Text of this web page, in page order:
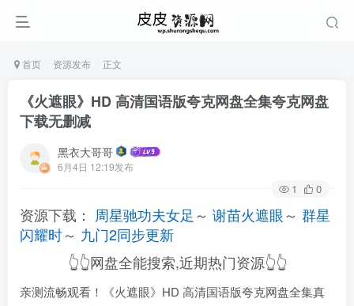
首页 资源发布 正文
《火遮眼》HD 高清国语版夸克网盘全集夸克网盘
下载无删减
黑衣大哥哥
6月4日 12:19发布
1 0
资源下载： 周星驰功夫女足 ～ 谢苗火遮眼～ 群星
闪耀时～ 九门2同步更新
👆👆网盘全能搜索,近期热门资源👆👆
亲测流畅观看！《火遮眼》HD 高清国语版夸克网盘全集真